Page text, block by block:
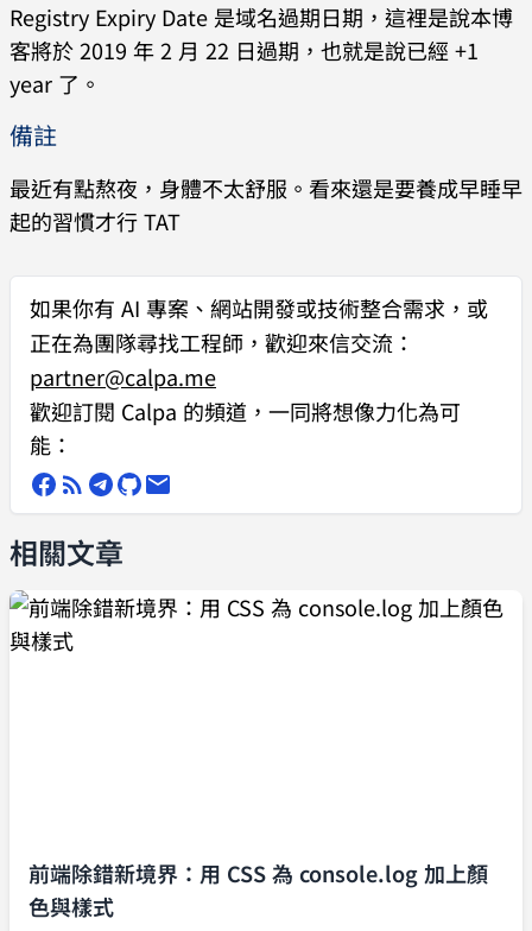
Registry Expiry Date 是域名過期日期，這裡是說本博
客將於 2019 年 2 月 22 日過期，也就是說已經 +1
year 了。
備註
最近有點熬夜，身體不太舒服。看來還是要養成早睡早
起的習慣才行 TAT
如果你有 AI 專案、網站開發或技術整合需求 ，或
正在為團隊尋找工程師，歡迎來信交流：
partner@calpa.me
歡迎訂閱 Calpa 的頻道，一同將想像力化為可
能：
相關文章
前端除錯新境界：用 CSS 為 console.log 加上顏
色與樣式